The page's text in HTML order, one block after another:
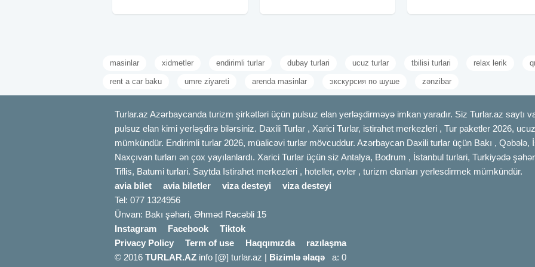
Tarixlər:
masinlar xidmetler endirimli turlar dubay turlari ucuz turlar tbilisi turlari relax lerik
rent a car baku umre ziyareti arenda masinlar экскурсия по шуше zənzibar
Turlar.az Azərbaycanda turizm şirkətləri üçün pulsuz elan yerləşdirməyə imkan yaradır. Siz Turlar.az saytı
pulsuz elan kimi yerləşdirə bilərsiniz. Daxili Turlar , Xarici Turlar, istirahet merkezleri , Tur paketler 2026,
mümkündür. Endirimli turlar 2026, müalicəvi turlar mövcuddur. Azərbaycan Daxili turlar üçün Bakı , Qəbələ,
Naxçıvan turları ən çox yayılanlardı. Xarici Turlar üçün siz Antalya, Bodrum , İstanbul turlari, Turkiyədə
Tiflis, Batumi turlari. Saytda Istirahet merkezleri , hoteller, evler , turizm elanları yerlesdirmek mümkündür.
avia bilet
avia biletler viza desteyi
viza desteyi
Tel: 077 1324956
Ünvan: Bakı şəhəri, Əhməd Rəcəbli 15
Instagram
Facebook
Tiktok
Privacy Policy
Term of use Haqqımızda
razılaşma
© 2016 TURLAR.AZ info [@] turlar.az | Bizimlə əlaqə a: 0